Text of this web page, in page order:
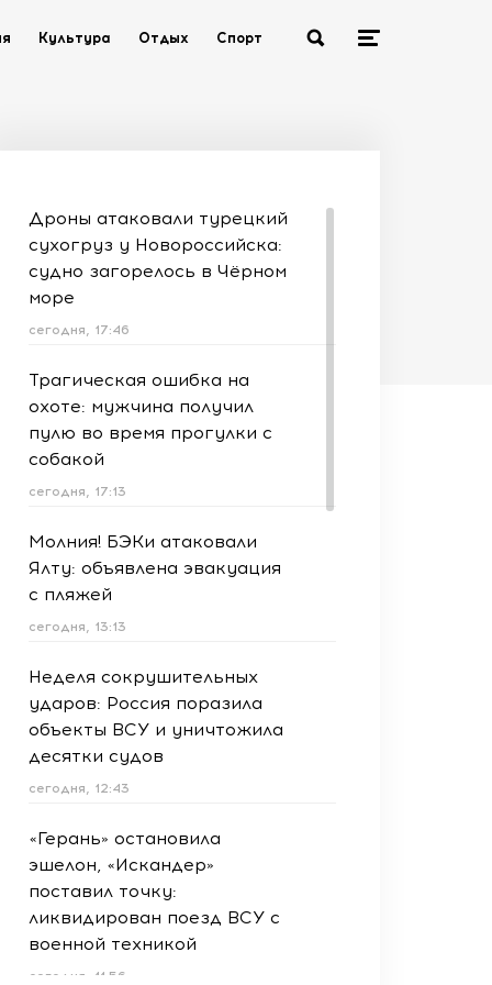
Культура Отдых Спорт
Дроны атаковали турецкий
сухогруз у Новороссийска:
судно загорелось в Чёрном
море
сегодня, 17:46
Трагическая ошибка на
охоте: мужчина получил
пулю во время прогулки с
собакой
сегодня, 17:13
Молния! БЭКи атаковали
Ялту: объявлена эвакуация
с пляжей
сегодня, 13:13
Неделя сокрушительных
ударов: Россия поразила
объекты ВСУ и уничтожила
десятки судов
сегодня, 12:43
«Герань» остановила
эшелон, «Искандер»
поставил точку:
ликвидирован поезд ВСУ с
военной техникой
сегодня, 11:56